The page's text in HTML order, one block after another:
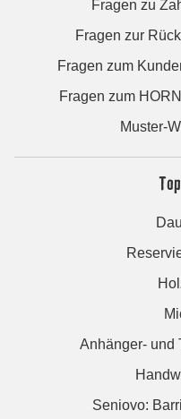
Fragen zu
Fragen zur
Fragen zum
Fragen zum
Muster-
Anhänger- und
Seniovo: